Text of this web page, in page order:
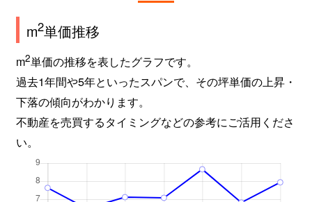
m2単価推移
m2単価の推移を表したグラフです。
過去1年間や5年といったスパンで、その坪単価の上昇・
下落の傾向がわかります。
不動産を売買するタイミングなどの参考にご活用くださ
い。